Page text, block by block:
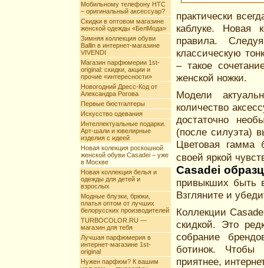
Мобильному телефону HTC
– оригинальный аксессуар?
Скидки в оптовом магазине
женской одежды «БелМода»
Зимняя коллекция обуви
Ballin в интернет-магазине
VIVENDI
Магазин парфюмерии 1st-
original: скидки, акции и
прочие «интересности»
Новогодний Дресс-Код от
Александра Рогова
Первые бюстгалтеры
Искусство одевания
Интеллектуальные подарки.
Арт-шали и ювелирные
изделия с идеей
Новая колекция роскошной
женской обуви Casadei – уже
в Москве
Новая коллекция белья и
одежды для детей и
взрослых
Модные блузки, брюки,
платья оптом от лучших
белорусских производителей
TURBOCOLOR.RU —
магазин для тебя
Лучшая парфюмерия в
интернет-магазине 1st-
original
Нужен парфюм? К вашим
практически
каблуке. Новая
правила.
классическую
– такое
женской ножки.
Модели
количество
достаточно
(после силуэта)
Цветовая гамма
своей яркой
Casadei
привыкших быть
Взгляните и
Коллекции
скидкой. Это
собрание
ботинок.
приятнее,